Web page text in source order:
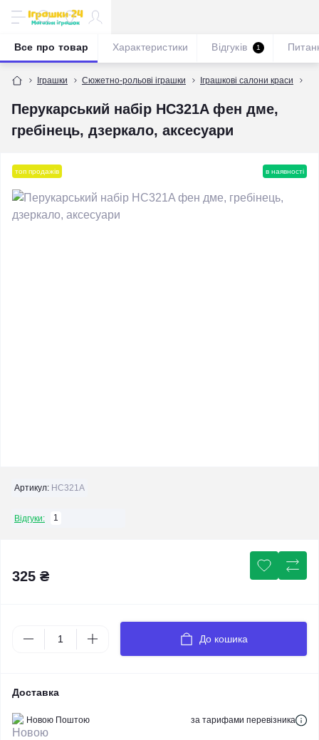
Іграшки Сюжетно-рольові іграшки Іграшкові салони краси
Перукарський набір HC321A фен дме,
гребінець, дзеркало, аксесуари
Все про товар Характеристики Відгуків 1
топ продажів в наявності
Артикул: HC321A
Відгуки: 1
325 ₴
До кошика
Доставка
Новою Поштою за тарифами перевізника